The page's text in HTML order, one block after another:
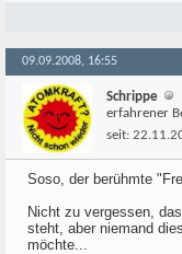
09.09.2008, 16:55
Schrippe
erfahrener
seit:
Soso, der berühmte
Nicht zu vergessen,
steht, aber niemand
möchte...